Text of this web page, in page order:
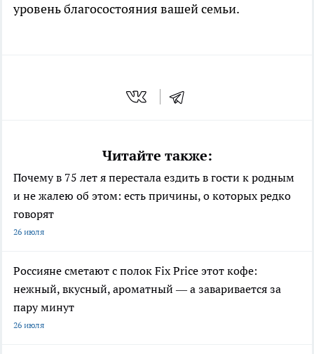
уровень благосостояния вашей семьи.
Читайте также:
Почему в 75 лет я перестала ездить в гости к родным
и не жалею об этом: есть причины, о которых редко
говорят
26 июля
Россияне сметают с полок Fix Price этот кофе:
нежный, вкусный, ароматный — а заваривается за
пару минут
26 июля